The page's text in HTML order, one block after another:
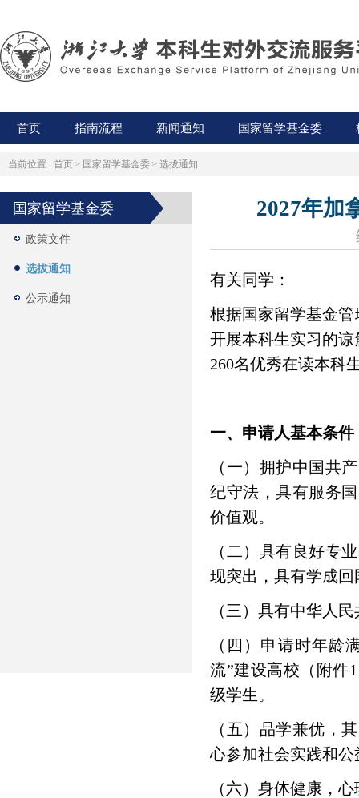
首页 指南流程 新闻通知 国家留学基金委
当前位置 : 首页 > 国家留学基金委 > 选拔通知
国家留学基金委
政策文件
选拔通知
公示通知
2027年加
有关同学：
根据国家留学基金
开展本科生实习的
260名优秀在读本科
一、申请人基本条件
（一）拥护中国共
纪守法，具有服务
价值观。
（二）具有良好专
现突出，具有学成
（三）具有中华人
（四）申请时年龄
流”建设高校（附件
级学生。
（五）品学兼优，
心参加社会实践和公
（六）身体健康，